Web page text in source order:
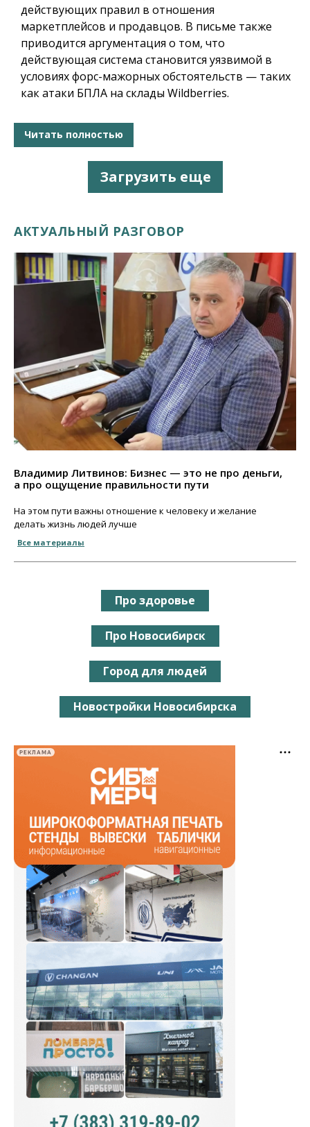
действующих правил в отношения
маркетплейсов и продавцов. В письме также
приводится аргументация о том, что
действующая система становится уязвимой в
условиях форс-мажорных обстоятельств — таких
как атаки БПЛА на склады Wildberries.
Читать полностью
Загрузить еще
АКТУАЛЬНЫЙ РАЗГОВОР
Владимир Литвинов: Бизнес — это не про деньги,
а про ощущение правильности пути
На этом пути важны отношение к человеку и желание
делать жизнь людей лучше
Все материалы
Про здоровье
Про Новосибирск
Город для людей
Новостройки Новосибирска
РЕКЛАМА